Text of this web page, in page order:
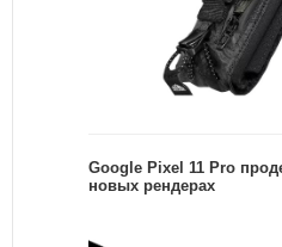
Google Pixel 11 Pro
новых рендерах